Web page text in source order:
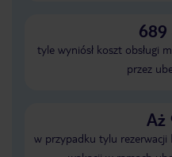
689
tyle wyniósł koszt obsługi
przez
Aż
w przypadku tylu